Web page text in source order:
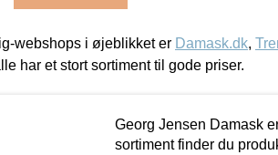
webshops i øjeblikket er Damask.dk,
har et stort sortiment til gode priser.
Georg Jensen Damask
sortiment finder du